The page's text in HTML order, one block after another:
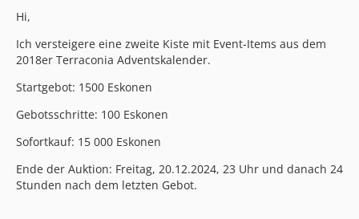
Hi,
Ich versteigere eine zweite Kiste mit Event-Items aus dem
2018er Terraconia Adventskalender.
Startgebot: 1500 Eskonen
Gebotsschritte: 100 Eskonen
Sofortkauf: 15 000 Eskonen
Ende der Auktion: Freitag, 20.12.2024, 23 Uhr und danach 24
Stunden nach dem letzten Gebot.